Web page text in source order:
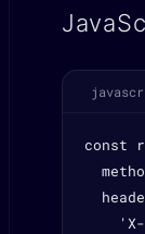
const